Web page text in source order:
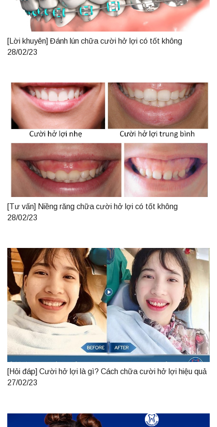
[Lời khuyên] Đánh lún chữa cười hở lợi có tốt không
28/02/23
[Tư vấn] Niềng răng chữa cười hở lợi có tốt không
28/02/23
[Hỏi đáp] Cười hở lợi là gì? Cách chữa cười hở lợi hiệu quả
27/02/23